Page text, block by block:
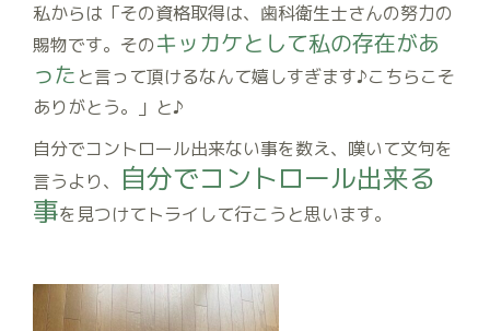
私からは「その資格取得は、歯科衛生士さんの努力の
賜物です。そのキッカケとして私の存在があ
ったと言って頂けるなんて嬉しすぎます♪こちらこそ
ありがとう。」と♪
自分でコントロール出来ない事を数え、嘆いて文句を
言うより、 自分でコントロール出来る
事を見つけてトライして行こうと思います。